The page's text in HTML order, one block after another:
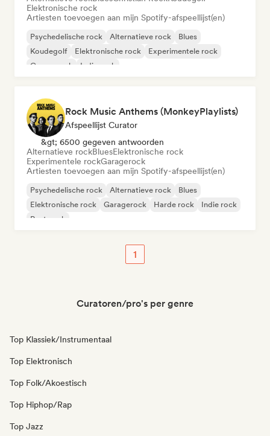
Elektronische rock
Artiesten toevoegen aan mijn Spotify-afspeellijst(en)
Psychedelische rock Alternatieve rock
Blues
Koudegolf
Elektronische rock
Experimentele rock
Garagerock
Indie rock
Rock Music Anthems (MonkeyPlaylists)
Afspeellijst Curator
&gt; 6500 gegeven antwoorden
Alternatieve rockBluesElektronische rock
Experimentele rockGaragerock
Artiesten toevoegen aan mijn Spotify-afspeellijst(en)
Psychedelische rock Alternatieve rock
Blues
Elektronische rock
Garagerock Harde rock
Indie rock
Post punk
1
Curatoren/pro's per genre
Top Klassiek/Instrumentaal
Top Elektronisch
Top Folk/Akoestisch
Top Hiphop/Rap
Top Jazz